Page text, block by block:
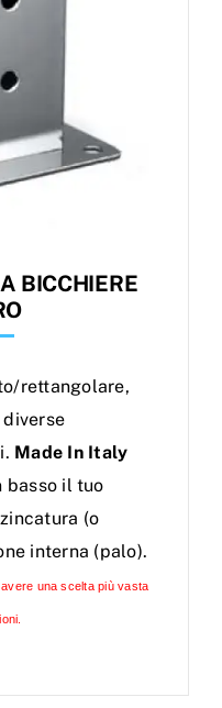
BICCHIERE
rettangolare,
Made In Italy
basso il tuo
(o
interna (palo).
una scelta più vasta